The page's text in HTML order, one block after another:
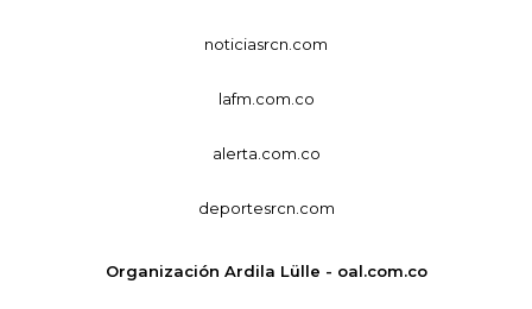
noticiasrcn.com
lafm.com.co
alerta.com.co
deportesrcn.com
Organización Ardila Lülle - oal.com.co